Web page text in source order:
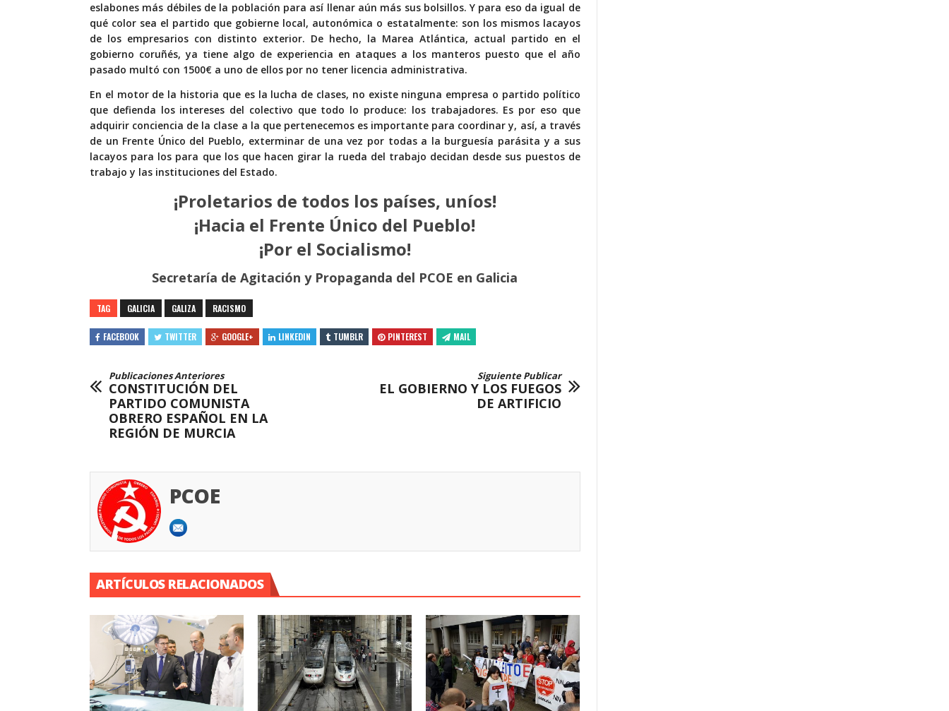
eslabones más débiles de la población para así llenar aún más sus bolsillos. Y para eso da igual de
qué color sea el partido que gobierne local, autonómica o estatalmente: son los mismos lacayos
de los empresarios con distinto exterior. De hecho, la Marea Atlántica, actual partido en el
gobierno coruñés, ya tiene algo de experiencia en ataques a los manteros puesto que el año
pasado multó con 1500€ a uno de ellos por no tener licencia administrativa.
En el motor de la historia que es la lucha de clases, no existe ninguna empresa o partido político
que defienda los intereses del colectivo que todo lo produce: los trabajadores. Es por eso que
adquirir conciencia de la clase a la que pertenecemos es importante para coordinar y, así, a través
de un Frente Único del Pueblo, exterminar de una vez por todas a la burguesía parásita y a sus
lacayos para los para que los que hacen girar la rueda del trabajo decidan desde sus puestos de
trabajo y las instituciones del Estado.
¡Proletarios de todos los países, uníos!
¡Hacia el Frente Único del Pueblo!
¡Por el Socialismo!
Secretaría de Agitación y Propaganda del PCOE en Galicia
TAG GALICIA GALIZA RACISMO
FACEBOOK TWITTER GOOGLE+ LINKEDIN TUMBLR PINTEREST MAIL
Publicaciones Anteriores
CONSTITUCIÓN DEL
PARTIDO COMUNISTA
OBRERO ESPAÑOL EN LA
REGIÓN DE MURCIA
Siguiente Publicar
EL GOBIERNO Y LOS FUEGOS
DE ARTIFICIO
PCOE
ARTÍCULOS RELACIONADOS